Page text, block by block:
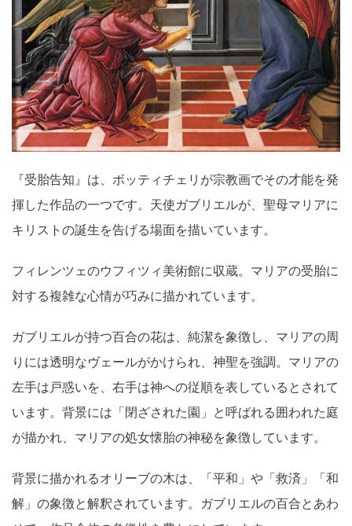
『受胎告知』は、ボッティチェリが宗教画でその才能を発
揮した作品の一つです。天使ガブリエルが、聖母マリアに
キリストの誕生を告げる場面を描いています。
フィレンツェのウフィツィ美術館に収蔵。マリアの受胎に
対する複雑な心情が巧みに描かれています。
ガブリエルが持つ百合の花は、純潔を象徴し、マリアの周
りには透明なヴェールがかけられ、神聖を強調。マリアの
左手は戸惑いを、右手は神への従順を表しているとされて
います。背景には「閉ざされた園」と呼ばれる囲われた庭
が描かれ、マリアの処女懐胎の神秘を象徴しています。
背景に描かれるオリーブの木は、「平和」や「救済」「和
解」の象徴と解釈されています。ガブリエルの百合とあわ